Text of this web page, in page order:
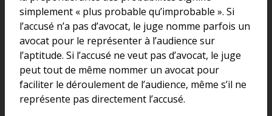
simplement « plus probable qu’improbable ». Si
l’accusé n’a pas d’avocat, le juge nomme parfois un
avocat pour le représenter à l’audience sur
l’aptitude. Si l’accusé ne veut pas d’avocat, le juge
peut tout de même nommer un avocat pour
faciliter le déroulement de l’audience, même s’il ne
représente pas directement l’accusé.